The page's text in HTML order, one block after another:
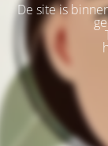
De site is